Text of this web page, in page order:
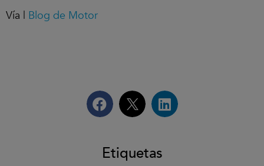
Vía | Blog de Motor
Etiquetas